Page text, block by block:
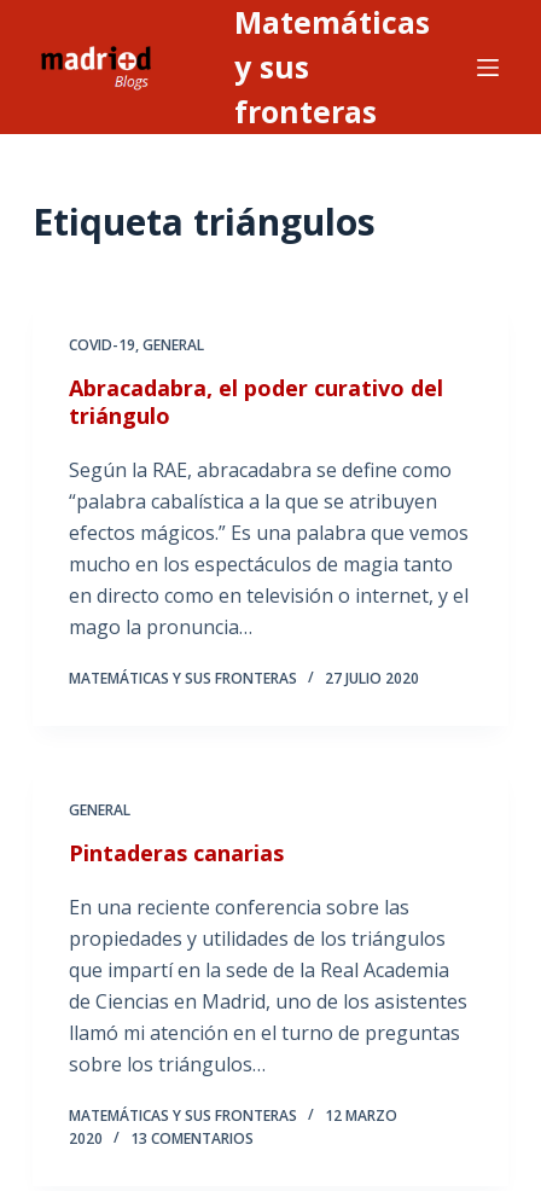
Matemáticas
y sus
fronteras
Etiqueta triángulos
COVID-19,GENERAL
Abracadabra, el poder curativo del
triángulo
Según la RAE, abracadabra se define como
“palabra cabalística a la que se atribuyen
efectos mágicos.” Es una palabra que vemos
mucho en los espectáculos de magia tanto
en directo como en televisión o internet, y el
mago la pronuncia…
MATEMÁTICAS Y SUS FRONTERAS 27 JULIO 2020
GENERAL
Pintaderas canarias
En una reciente conferencia sobre las
propiedades y utilidades de los triángulos
que impartí en la sede de la Real Academia
de Ciencias en Madrid, uno de los asistentes
llamó mi atención en el turno de preguntas
sobre los triángulos…
MATEMÁTICAS Y SUS FRONTERAS
12 MARZO
2020
13 COMENTARIOS